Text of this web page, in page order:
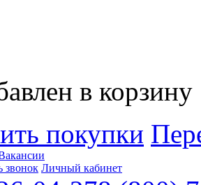
в корзину
покупки
звонок Личный кабинет